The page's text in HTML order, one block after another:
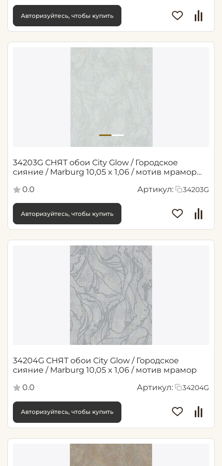
Авторизуйтесь, чтобы купить
34203G СНЯТ обои City Glow / Городское
сияние / Marburg 10,05 x 1,06 / мотив мрамор
0.0
Артикул: 34203G
Авторизуйтесь, чтобы купить
34204G СНЯТ обои City Glow / Городское
сияние / Marburg 10,05 x 1,06 / мотив мрамор
0.0
Артикул: 34204G
Авторизуйтесь, чтобы купить